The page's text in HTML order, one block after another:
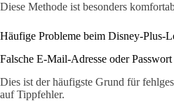
Diese Methode ist besonders
Häufige Probleme beim Disney-Plus-
Falsche E-Mail-Adresse oder Passwort
Dies ist der häufigste Grund für
auf Tippfehler.